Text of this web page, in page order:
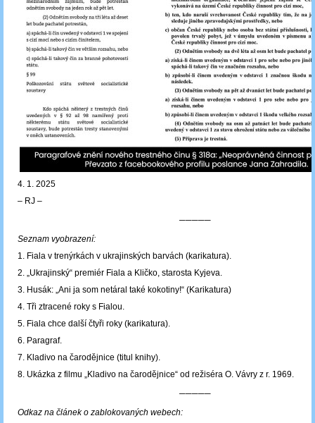
4. 1. 2025
‒ RJ ‒
─────
Seznam vyobrazení:
1. Fiala v trenýrkách v ukrajinských barvách (karikatura).
2. „Ukrajinský“ premiér Fiala a Kličko, starosta Kyjeva.
3. Husák: „Ani ja som netáral také kokotiny!“ (Karikatura)
4. Tři ztracené roky s Fialou.
5. Fiala chce další čtyři roky (karikatura).
6. Paragraf.
7. Kladivo na čarodějnice (titul knihy).
8. Ukázka z filmu „Kladivo na čarodějnice“ od režiséra O. Vávry z r. 1969.
─────
Odkaz na článek o zablokovaných webech: